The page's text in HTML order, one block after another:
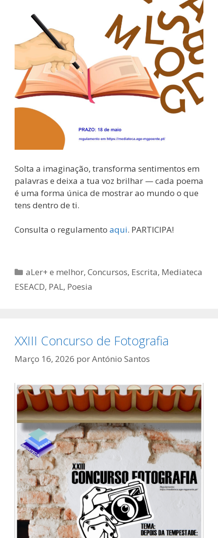
Solta a imaginação, transforma sentimentos em
palavras e deixa a tua voz brilhar — cada poema
é uma forma única de mostrar ao mundo o que
tens dentro de ti.
Consulta o regulamento aqui. PARTICIPA!
Categorias
aLer+ e melhor,Concursos, Escrita, Mediateca
ESEACD, PAL, Poesia
XXIII Concurso de Fotografia
Março 16, 2026 porAntónio Santos